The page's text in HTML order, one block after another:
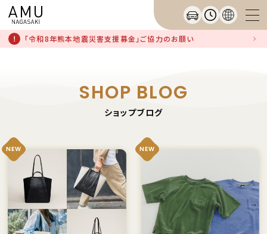
「令和8年熊本地震災害支援募金」ご協力のお願い
SHOP BLOG
ショップブログ
NEW NEW